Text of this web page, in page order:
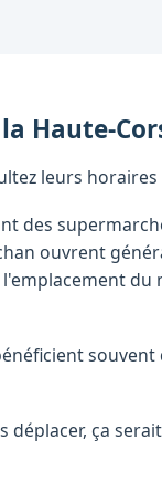
Haute-
leurs
des
ouvrent
du
ça